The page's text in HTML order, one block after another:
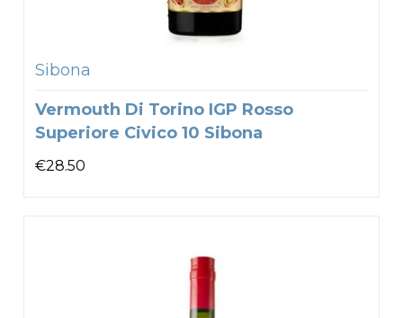
Sibona
Vermouth Di Torino IGP Rosso
Superiore Civico 10 Sibona
€28.50